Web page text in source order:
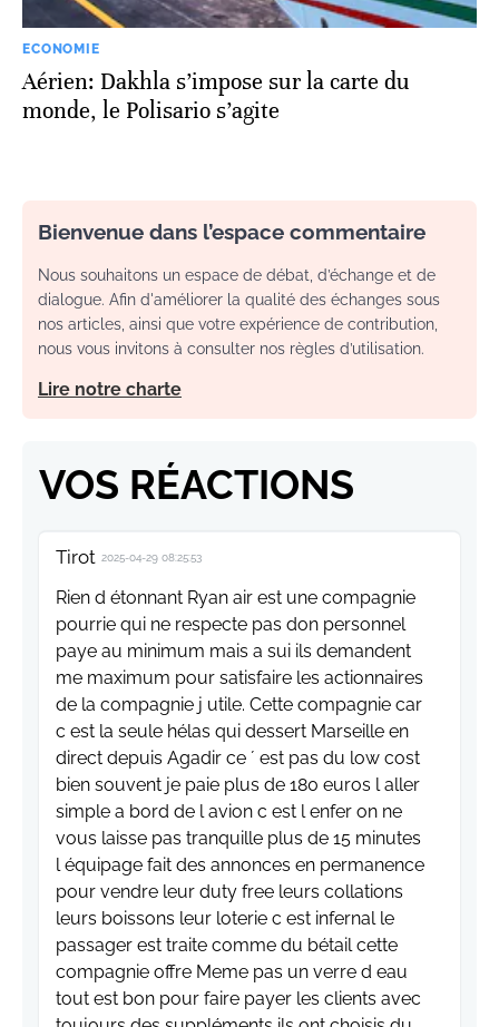
ECONOMIE
Aérien: Dakhla s’impose sur la carte du
monde, le Polisario s’agite
Bienvenue dans l’espace commentaire
Nous souhaitons un espace de débat, d’échange et de
dialogue. Afin d'améliorer la qualité des échanges sous
nos articles, ainsi que votre expérience de contribution,
nous vous invitons à consulter nos règles d’utilisation.
Lire notre charte
VOS RÉACTIONS
Tirot 2025-04-29 08:25:53
Rien d étonnant Ryan air est une compagnie
pourrie qui ne respecte pas don personnel
paye au minimum mais a sui ils demandent
me maximum pour satisfaire les actionnaires
de la compagnie j utile. Cette compagnie car
c est la seule hélas qui dessert Marseille en
direct depuis Agadir ce ´ est pas du low cost
bien souvent je paie plus de 180 euros l aller
simple a bord de l avion c est l enfer on ne
vous laisse pas tranquille plus de 15 minutes
l équipage fait des annonces en permanence
pour vendre leur duty free leurs collations
leurs boissons leur loterie c est infernal le
passager est traite comme du bétail cette
compagnie offre Meme pas un verre d eau
tout est bon pour faire payer les clients avec